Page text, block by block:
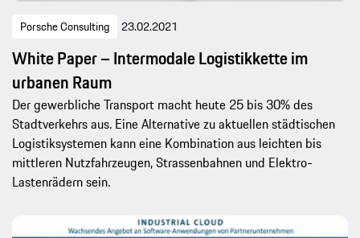
Porsche Consulting 23.02.2021
White Paper – Intermodale Logistikkette im
urbanen Raum
Der gewerbliche Transport macht heute 25 bis 30% des
Stadtverkehrs aus. Eine Alternative zu aktuellen städtischen
Logistiksystemen kann eine Kombination aus leichten bis
mittleren Nutzfahrzeugen, Strassenbahnen und Elektro-
Lastenrädern sein.